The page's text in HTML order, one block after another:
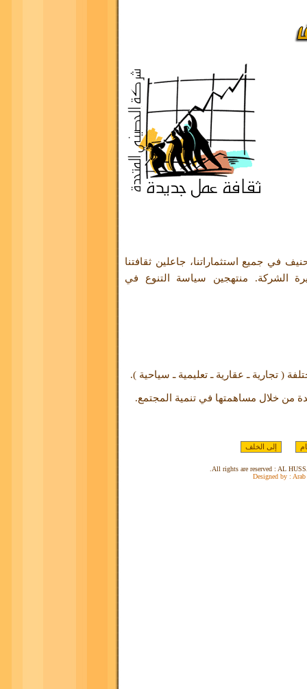
جميع استثماراتنا، جاعلين ثقافتنا
الشركة. منتهجين سياسة التنوع في
( تجارية ـ عقارية ـ تعليمية ـ سياحية ).
من خلال مساهمتها في تنمية المجتمع.
Designed by :